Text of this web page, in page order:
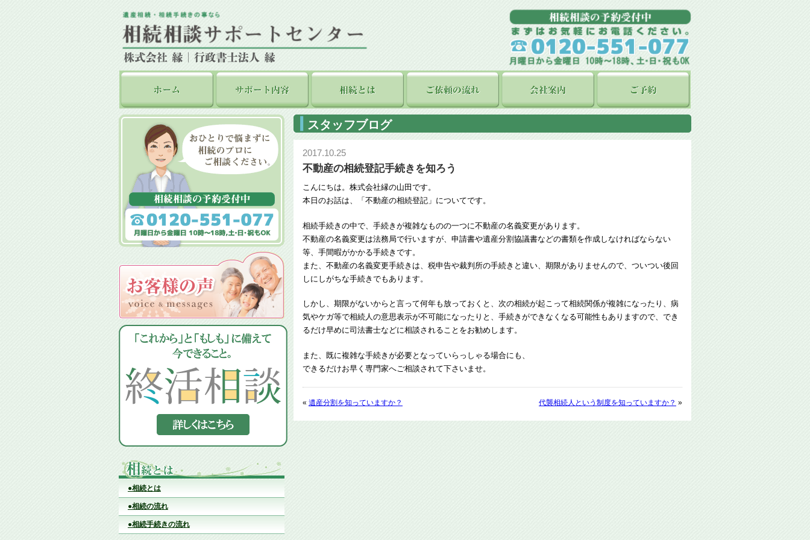
●相続とは
●相続の流れ
●相続手続きの流れ
スタッフブログ
2017.10.25
不動産の相続登記手続きを知ろう
こんにちは。株式会社縁の山田です。
本日のお話は、「不動産の相続登記」についてです。
相続手続きの中で、手続きが複雑なものの一つに不動産の名義変更があります。
不動産の名義変更は法務局で行いますが、申請書や遺産分割協議書などの書類を作成しなければならない
等、手間暇がかかる手続きです。
また、不動産の名義変更手続きは、税申告や裁判所の手続きと違い、期限がありませんので、ついつい後回
しにしがちな手続きでもあります。
しかし、期限がないからと言って何年も放っておくと、次の相続が起こって相続関係が複雑になったり、病
気やケガ等で相続人の意思表示が不可能になったりと、手続きができなくなる可能性もありますので、でき
るだけ早めに司法書士などに相談されることをお勧めします。
また、既に複雑な手続きが必要となっていらっしゃる場合にも、
できるだけお早く専門家へご相談されて下さいませ。
« 遺産分割を知っていますか？ 代襲相続人という制度を知っていますか？ »